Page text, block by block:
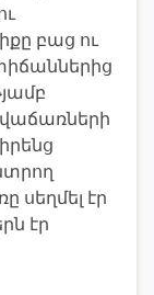
բաց ու
սեղմել էր
էր